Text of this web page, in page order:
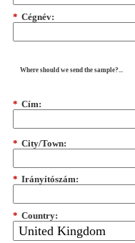
* Cégnév:
Where should we send the sample?...
* Cím:
* City/Town:
* Irányítószám:
* Country: